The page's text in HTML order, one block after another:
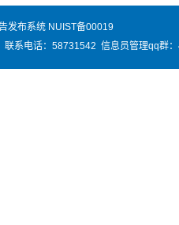
发布系统 NUIST备00019
系电话：58731542 信息员管理qq群